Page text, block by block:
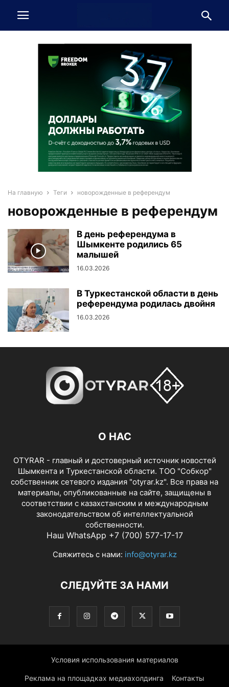
На главную Теги новорожденные в референдум
новорожденные в референдум
В день референдума в
Шымкенте родились 65
малышей
16.03.2026
В Туркестанской области в день
референдума родилась двойня
16.03.2026
О НАС
OTYRAR - главный и достоверный источник новостей
Шымкента и Туркестанской области. ТОО "Собкор"
собственник сетевого издания "otyrar.kz". Все права на
материалы, опубликованные на сайте, защищены в
соответствии с казахстанским и международным
законодательством об интеллектуальной
собственности.
Наш WhatsApp +7 (700) 577-17-17
Свяжитесь с нами: info@otyrar.kz
СЛЕДУЙТЕ ЗА НАМИ
Условия использования материалов
Реклама на площадках медиахолдинга Контакты